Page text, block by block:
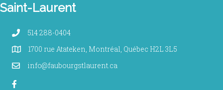
Saint-Laurent
514 288-0404
1700 rue Atateken, Montréal, Québec H2L 3L5
info@faubourgstlaurent.ca